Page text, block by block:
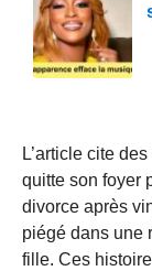
L’article cite
quitte son foyer
divorce après
piégé dans une
fille. Ces